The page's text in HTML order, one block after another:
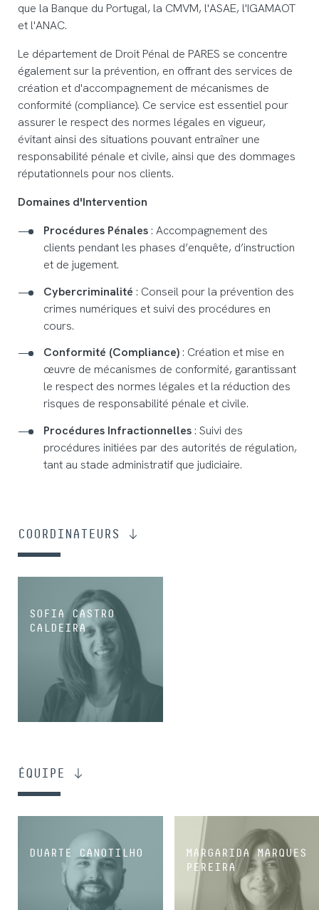
que la Banque du Portugal, la CMVM, l'ASAE, l'IGAMAOT
et l'ANAC.
Le département de Droit Pénal de PARES se concentre
également sur la prévention, en offrant des services de
création et d'accompagnement de mécanismes de
conformité (compliance). Ce service est essentiel pour
assurer le respect des normes légales en vigueur,
évitant ainsi des situations pouvant entraîner une
responsabilité pénale et civile, ainsi que des dommages
réputationnels pour nos clients.
Domaines d'Intervention
Procédures Pénales : Accompagnement des
clients pendant les phases d’enquête, d’instruction
et de jugement.
Cybercriminalité : Conseil pour la prévention des
crimes numériques et suivi des procédures en
cours.
Conformité (Compliance) : Création et mise en
œuvre de mécanismes de conformité, garantissant
le respect des normes légales et la réduction des
risques de responsabilité pénale et civile.
Procédures Infractionnelles : Suivi des
procédures initiées par des autorités de régulation,
tant au stade administratif que judiciaire.
COORDINATEURS
SOFIA CASTRO
CALDEIRA
COORDINATRICE
ÉQUIPE
DUARTE CANOTILHO
MARGARIDA MARQUES
PEREIRA